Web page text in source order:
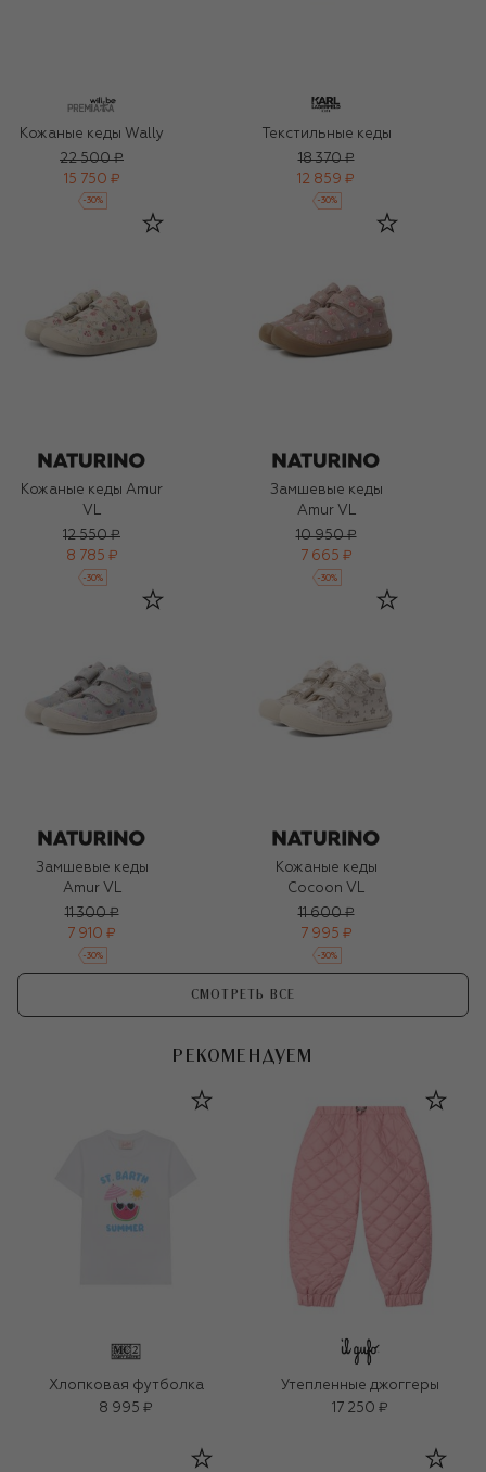
Кожаные кеды Wally
22 500 ₽
15 750 ₽
-30%
Текстильные кеды
18 370 ₽
12 859 ₽
-30%
Кожаные кеды Amur
VL
12 550 ₽
8 785 ₽
-30%
Замшевые кеды
Amur VL
10 950 ₽
7 665 ₽
-30%
Замшевые кеды
Amur VL
11 300 ₽
7 910 ₽
-30%
Кожаные кеды
Cocoon VL
11 600 ₽
7 995 ₽
-30%
СМОТРЕТЬ ВСЕ
РЕКОМЕНДУЕМ
Хлопковая футболка
8 995 ₽
Утепленные джоггеры
17 250 ₽